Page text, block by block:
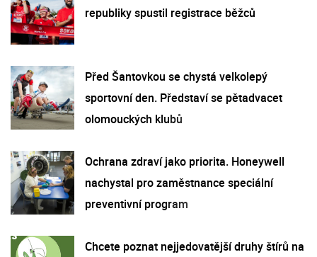
republiky spustil registrace běžců
Před Šantovkou se chystá velkolepý
sportovní den. Představí se pětadvacet
olomouckých klubů
Ochrana zdraví jako priorita. Honeywell
nachystal pro zaměstnance speciální
preventivní program
Chcete poznat nejjedovatější druhy štírů na